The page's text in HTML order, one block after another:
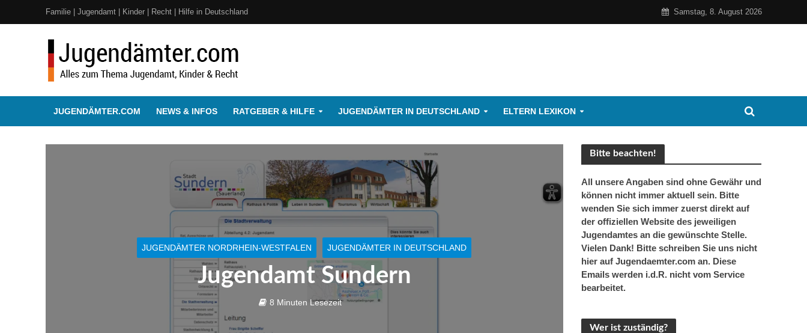
Familie | Jugendamt | Kinder | Recht | Hilfe in Deutschland Samstag, 8. August 2026
JUGENDÄMTER.COM NEWS & INFOS RATGEBER & HILFE JUGENDÄMTER IN DEUTSCHLAND ELTERN LEXIKON
JUGENDÄMTER NORDRHEIN-WESTFALEN JUGENDÄMTER IN DEUTSCHLAND
Jugendamt Sundern
8 Minuten Lesezeit
Bitte beachten!
All unsere Angaben sind ohne Gewähr und
können nicht immer aktuell sein. Bitte
wenden Sie sich immer zuerst direkt auf
der offiziellen Website des jeweiligen
Jugendamtes an die gewünschte Stelle.
Vielen Dank! Bitte schreiben Sie uns nicht
hier auf Jugendaemter.com an. Diese
Emails werden i.d.R. nicht vom Service
bearbeitet.
Wer ist zuständig?